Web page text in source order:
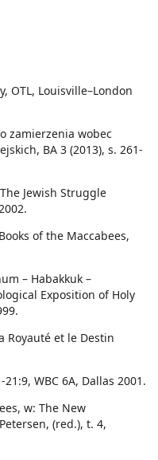
OTL, Louisville–London
zamierzenia wobec
BA 3 (2013), s. 261-
Jewish Struggle
of the Maccabees,
– Habakkuk –
Exposition of Holy
Royauté et le Destin
WBC 6A, Dallas 2001.
w: The New
(red.), t. 4,